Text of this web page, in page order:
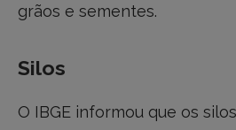
grãos e sementes.
Silos
O IBGE informou que os